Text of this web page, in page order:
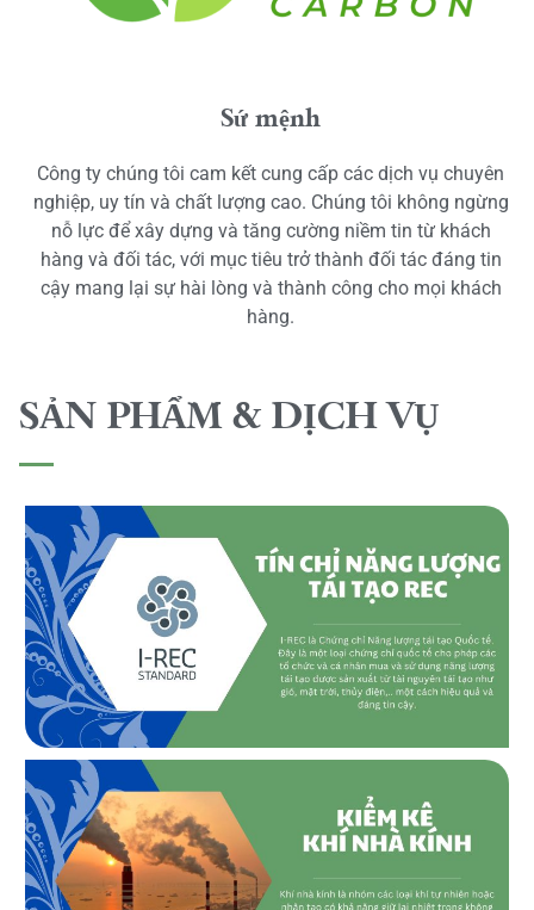
Sứ mệnh
Công ty chúng tôi cam kết cung cấp các dịch vụ chuyên
nghiệp, uy tín và chất lượng cao. Chúng tôi không ngừng
nỗ lực để xây dựng và tăng cường niềm tin từ khách
hàng và đối tác, với mục tiêu trở thành đối tác đáng tin
cậy mang lại sự hài lòng và thành công cho mọi khách
hàng.
SẢN PHẨM & DỊCH VỤ